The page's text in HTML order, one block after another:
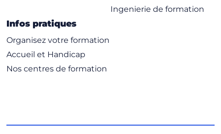
Ingenierie de formation
Infos pratiques
Organisez votre formation
Accueil et Handicap
Nos centres de formation